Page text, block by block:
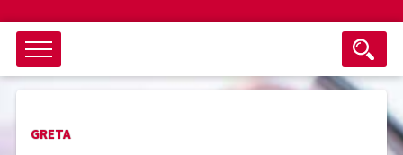
Objektsuche
als ganzes Wort suchen
GRETA